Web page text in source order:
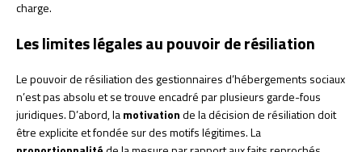
charge.
Les limites légales au pouvoir de résiliation
Le pouvoir de résiliation des gestionnaires d’hébergements sociaux
n’est pas absolu et se trouve encadré par plusieurs garde-fous
juridiques. D’abord, lamotivationde la décision de résiliation doit
être explicite et fondée sur des motifs légitimes. La